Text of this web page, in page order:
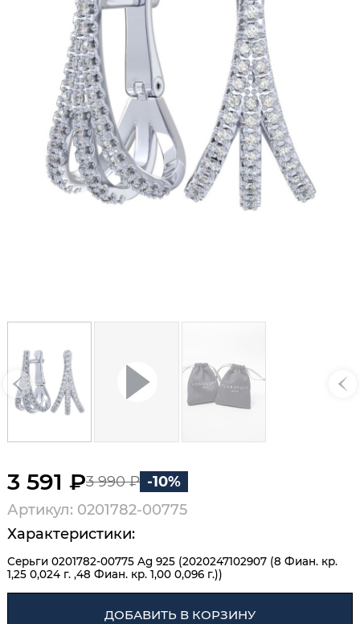
3 591 ₽3 990 ₽ -10%
Артикул: 0201782-00775
Характеристики:
Серьги 0201782-00775 Ag 925 (2020247102907 (8 Фиан. кр.
1,25 0,024 г. ,48 Фиан. кр. 1,00 0,096 г.))
ДОБАВИТЬ В КОРЗИНУ